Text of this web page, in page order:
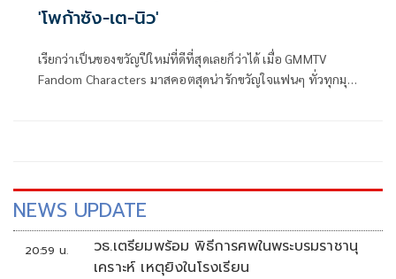
'โพก้าซัง-เต-นิว'
เรียกว่าเป็นของขวัญปีใหม่ที่ดีที่สุดเลยก็ว่าได้ เมื่อ GMMTV
Fandom Characters มาสคอตสุดน่ารักขวัญใจแฟนๆ ทั่วทุกมุม
NEWS UPDATE
20:59 น.
วธ.เตรียมพร้อม พิธีการศพในพระบรมราชานุ
เคราะห์ เหตุยิงในโรงเรียน